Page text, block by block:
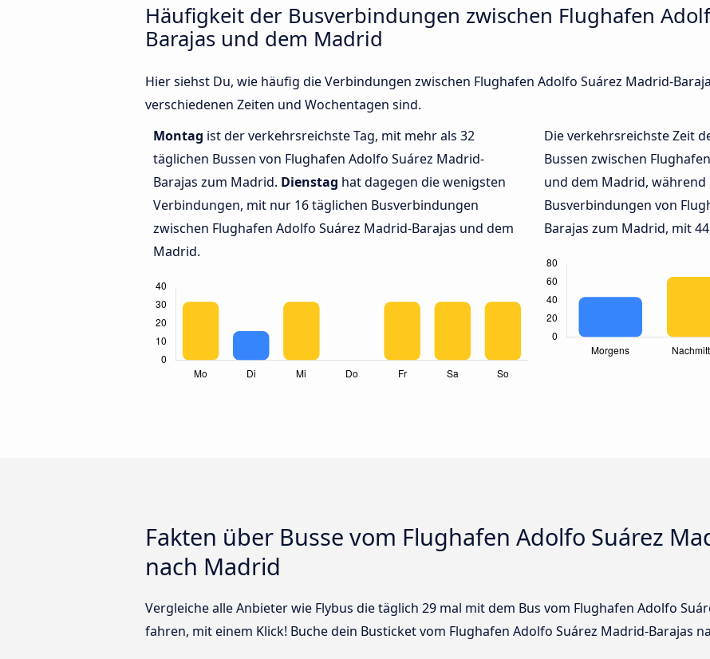
Häufigkeit der Busverbindungen zwischen Flughafen
Barajas und dem Madrid
Hier siehst Du, wie häufig die Verbindungen zwischen Flughafen Adolfo Suárez Madrid-
verschiedenen Zeiten und Wochentagen sind.
Montag ist der verkehrsreichste Tag, mit mehr als 32
täglichen Bussen von Flughafen Adolfo Suárez Madrid-
Barajas zum Madrid. Dienstag hat dagegen die wenigsten
Verbindungen, mit nur 16 täglichen Busverbindungen
zwischen Flughafen Adolfo Suárez Madrid-Barajas und dem
Madrid.
Die verkehrsreichste Zeit
Bussen zwischen
und dem Madrid, während
Busverbindungen von
Barajas zum Madrid, mit
Fakten über Busse vom Flughafen Adolfo Suárez
nach Madrid
Vergleiche alle Anbieter wie Flybus die täglich 29 mal mit dem Bus vom Flughafen Adolfo
fahren, mit einem Klick! Buche dein Busticket vom Flughafen Adolfo Suárez Madrid-Barajas